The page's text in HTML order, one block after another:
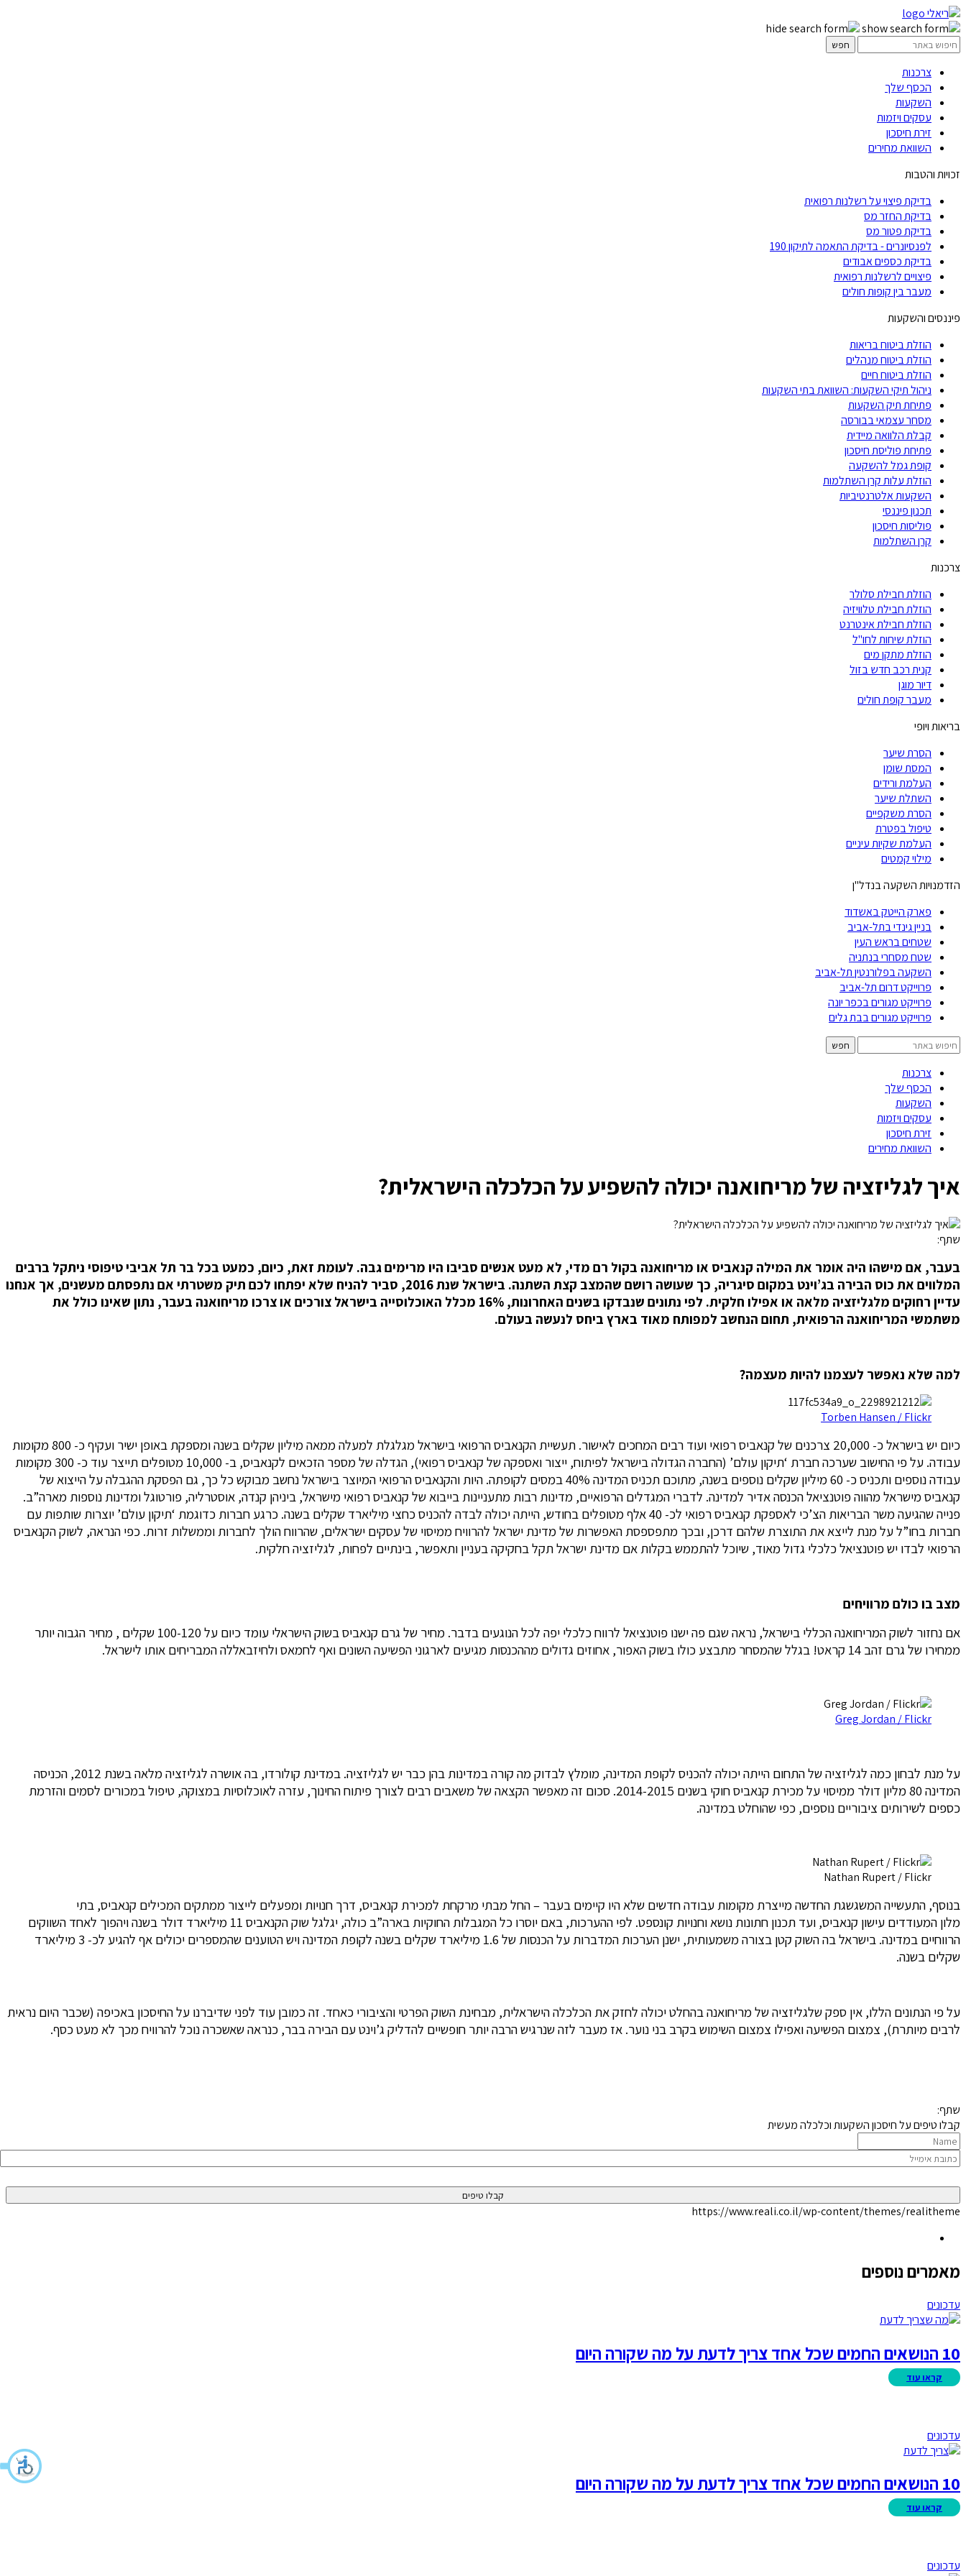
צרכנות
הכסף שלך
השקעות
עסקים ויזמות
זירת חיסכון
השוואת מחירים
זכויות והטבות
בדיקת פיצוי על רשלנות רפואית
בדיקת החזר מס
בדיקת פטור מס
לפנסיונרים - בדיקת התאמה לתיקון 190
בדיקת כספים אבודים
פיצויים לרשלנות רפואית
מעבר בין קופות חולים
פיננסים והשקעות
הוזלת ביטוח בריאות
הוזלת ביטוח מנהלים
הוזלת ביטוח חיים
ניהול תיקי השקעות: השוואת בתי השקעות
פתיחת תיק השקעות
מסחר עצמאי בבורסה
קבלת הלוואה מיידית
פתיחת פוליסת חיסכון
קופת גמל להשקעה
הוזלת עלות קרן השתלמות
השקעות אלטרנטיביות
תכנון פיננסי
פוליסות חיסכון
קרן השתלמות
צרכנות
הוזלת חבילת סלולר
הוזלת חבילת טלוויזיה
הוזלת חבילת אינטרנט
הוזלת שיחות לחו"ל
הוזלת מתקן מים
קנית רכב חדש בזול
דיור מוגן
מעבר קופת חולים
בריאות ויופי
הסרת שיער
המסת שומן
העלמת ורידים
השתלת שיער
הסרת משקפיים
טיפול בפטרת
העלמת שקיות עיניים
מילוי קמטים
הזדמנויות השקעה בנדל"ן
פארק הייטק באשדוד
בניין גינדי בתל-אביב
שטחים בראש העין
שטח מסחרי בנתניה
השקעה בפלורנטין תל-אביב
פרוייקט דרום תל-אביב
פרוייקט מגורים בכפר יונה
פרוייקט מגורים בבת גלים
צרכנות
הכסף שלך
השקעות
עסקים ויזמות
זירת חיסכון
השוואת מחירים
איך לגליזציה של מריחואנה יכולה להשפיע על הכלכלה הישראלית?
שתף:
בעבר, אם מישהו היה אומר את המילה קנאביס או מריחואנה בקול רם מדי, לא מעט אנשים סביבו היו מרימים גבה. לעומת זאת, כיום, כמעט בכל בר תל אביבי טיפוסי ניתקל ברבים
המלווים את כוס הבירה בג’וינט במקום סיגריה, כך שעושה רושם שהמצב קצת השתנה. בישראל שנת 2016, סביר להניח שלא יפתחו לכם תיק משטרתי אם נתפסתם מעשנים, אך אנחנו
עדיין רחוקים מלגליזציה מלאה או אפילו חלקית. לפי נתונים שנבדקו בשנים האחרונות, 16% מכלל האוכלוסייה בישראל צורכים או צרכו מריחואנה בעבר, נתון שאינו כולל את
משתמשי המריחואנה הרפואית, תחום הנחשב למפותח מאוד בארץ ביחס לנעשה בעולם.
למה שלא נאפשר לעצמנו להיות מעצמה?
Torben Hansen / Flickr
כיום יש בישראל כ- 20,000 צרכנים של קנאביס רפואי ועוד רבים המחכים לאישור. תעשיית הקנאביס הרפואי בישראל מגלגלת למעלה ממאה מיליון שקלים בשנה ומספקת באופן ישיר ועקיף כ- 800 מקומות
עבודה. על פי החישוב שערכה חברת ‘תיקון עולם’ (החברה הגדולה בישראל לפיתוח, ייצור ואספקה של קנאביס רפואי), הגדלה של מספר הזכאים לקנאביס, ב- 10,000 מטופלים תייצר עוד כ- 300 מקומות
עבודה נוספים ותכניס כ- 60 מיליון שקלים נוספים בשנה, מתוכם תכניס המדינה 40% במסים לקופתה. היות והקנאביס הרפואי המיוצר בישראל נחשב מבוקש כל כך, גם הפסקת ההגבלה על הייצוא של
קנאביס מישראל מהווה פוטנציאל הכנסה אדיר למדינה. לדברי המגדלים הרפואיים, מדינות רבות מתעניינות בייבוא של קנאביס רפואי מישראל, ביניהן קנדה, אוסטרליה, פורטוגל ומדינות נוספות מארה”ב.
פנייה שהגיעה משר הבריאות הצ’כי לאספקת קנאביס רפואי לכ- 40 אלף מטופלים בחודש, הייתה יכולה לבדה להכניס כחצי מיליארד שקלים בשנה. כרגע חברות כדוגמת ‘תיקון עולם’ יוצרות שותפות עם
חברות בחו”ל על מנת לייצא את התוצרת שלהם דרכן, ובכך מתפספסת האפשרות של מדינת ישראל להרוויח ממיסוי של עסקים ישראלים, שהרווח הולך לחברות וממשלות זרות. כפי הנראה, לשוק הקנאביס
הרפואי לבדו יש פוטנציאל כלכלי גדול מאוד, שיוכל להתממש בקלות אם מדינת ישראל תקל בחקיקה בעניין ותאפשר, בינתיים לפחות, לגליזציה חלקית.
מצב בו כולם מרוויחים
אם נחזור לשוק המריחואנה הכללי בישראל, נראה שגם פה ישנו פוטנציאל לרווח כלכלי יפה לכל הנוגעים בדבר. מחיר של גרם קנאביס בשוק הישראלי עומד כיום על 100-120 שקלים , מחיר הגבוה יותר
ממחירו של גרם זהב 14 קראט! בגלל שהמסחר מתבצע כולו בשוק האפור, אחוזים גדולים מההכנסות מגיעים לארגוני הפשיעה השונים ואף לחמאס ולחיזבאללה המבריחים אותו לישראל.
Greg Jordan / Flickr
על מנת לבחון כמה לגליזציה של התחום הייתה יכולה להכניס לקופת המדינה, מומלץ לבדוק מה קורה במדינות בהן כבר יש לגליזציה. במדינת קולורדו, בה אושרה לגליזציה מלאה בשנת 2012, הכניסה
המדינה 80 מליון דולר ממיסוי על מכירת קנאביס חוקי בשנים 2014-2015. סכום זה מאפשר הקצאה של משאבים רבים לצורך פיתוח החינוך, עזרה לאוכלוסיות במצוקה, טיפול במכורים לסמים והזרמת
כספים לשירותים ציבוריים נוספים, כפי שהוחלט במדינה.
Nathan Rupert / Flickr
בנוסף, התעשייה המשגשגת החדשה מייצרת מקומות עבודה חדשים שלא היו קיימים בעבר – החל מבתי מרקחת למכירת קנאביס, דרך חנויות ומפעלים לייצור ממתקים המכילים קנאביס, בתי
מלון המעודדים עישון קנאביס, ועד תכנון חתונות נושא וחנויות קונספט. לפי ההערכות, באם יוסרו כל המגבלות החוקיות בארה”ב כולה, יגלגל שוק הקנאביס 11 מיליארד דולר בשנה ויהפוך לאחד השווקים
הרווחיים במדינה. בישראל בה השוק קטן בצורה משמעותית, ישנן הערכות המדברות על הכנסות של 1.6 מיליארד שקלים בשנה לקופת המדינה ויש הטוענים שהמספרים יכולים אף להגיע לכ- 3 מיליארד
שקלים בשנה.
על פי הנתונים הללו, אין ספק שלגליזציה של מריחואנה בהחלט יכולה לחזק את הכלכלה הישראלית, מבחינת השוק הפרטי והציבורי כאחד. זה כמובן עוד לפני שדיברנו על החיסכון באכיפה (שכבר היום נראית
לרבים מיותרת), צמצום הפשיעה ואפילו צמצום השימוש בקרב בני נוער. אז מעבר לזה שנרגיש הרבה יותר חופשיים להדליק ג’וינט עם הבירה בבר, כנראה שאשכרה נוכל להרוויח מכך לא מעט כסף.
שתף:
קבלו טיפים על חיסכון השקעות וכלכלה מעשית
https://www.reali.co.il/wp-content/themes/realitheme
מאמרים נוספים
עדכונים
10 הנושאים החמים שכל אחד צריך לדעת על מה שקורה היום
עדכונים
10 הנושאים החמים שכל אחד צריך לדעת על מה שקורה היום
עדכונים